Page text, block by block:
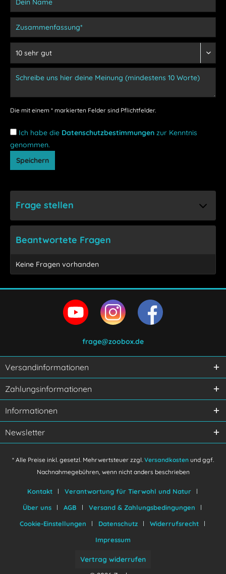
Die mit einem * markierten Felder sind Pflichtfelder.
Ich habe die Datenschutzbestimmungen zur Kenntnis
genommen.
Speichern
Frage stellen
Ich habe die
verstanden und stimme zu.
Mit * gekennzeichnete Felder sind Pflichtfelder.
Senden
Beantwortete Fragen
Keine Fragen vorhanden
frage@zoobox.de
Versandinformationen
Zahlungsinformationen
Informationen
Newsletter
* Alle Preise inkl. gesetzl. Mehrwertsteuer zzgl. Versandkosten und ggf.
Nachnahmegebühren, wenn nicht anders beschrieben
Kontakt
Verantwortung für Tierwohl und Natur
Über uns
AGB
Versand & Zahlungsbedingungen
Cookie-Einstellungen
Datenschutz
Widerrufsrecht
Impressum
Vertrag widerrufen